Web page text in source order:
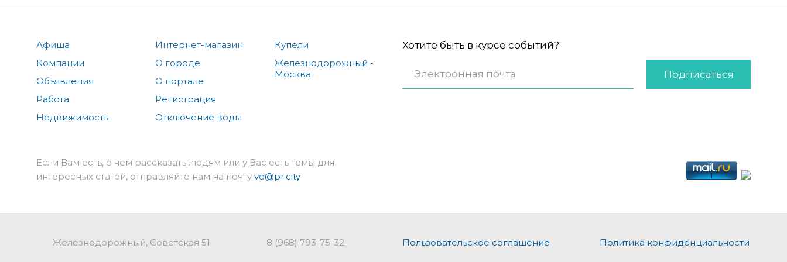
Афиша
Компании
Объявления
Работа
Недвижимость
Интернет-магазин
О городе
О портале
Регистрация
Отключение воды
Купели
Железнодорожный -
Москва
Хотите быть в курсе событий?
Подписаться
Если Вам есть, о чем рассказать людям или у Вас есть темы для
интересных статей, отправляйте нам на почту ve@pr.city
Железнодорожный, Советская 51 8 (968) 793-75-32 Пользовательское соглашение Политика конфиденциальности